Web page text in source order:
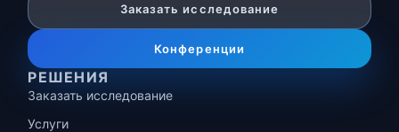
Заказать исследование
Конференции
РЕШЕНИЯ
Заказать исследование
Услуги